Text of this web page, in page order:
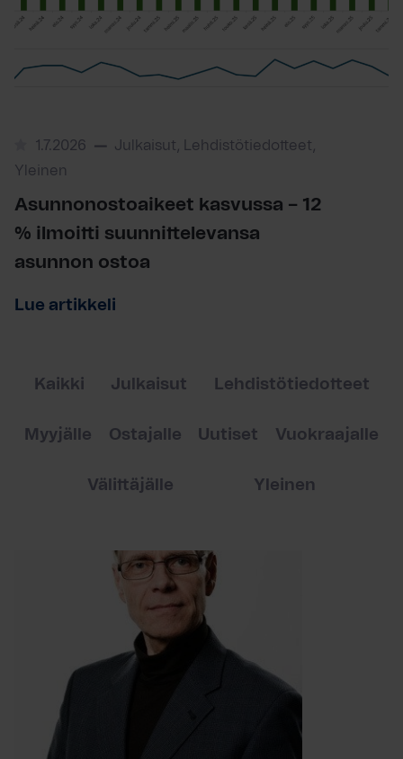
1.7.2026
Julkaisut, Lehdistötiedotteet,
Yleinen
Asunnonostoaikeet kasvussa – 12
% ilmoitti suunnittelevansa
asunnon ostoa
Lue artikkeli
Kaikki Julkaisut Lehdistötiedotteet
Myyjälle Ostajalle Uutiset Vuokraajalle
Välittäjälle Yleinen